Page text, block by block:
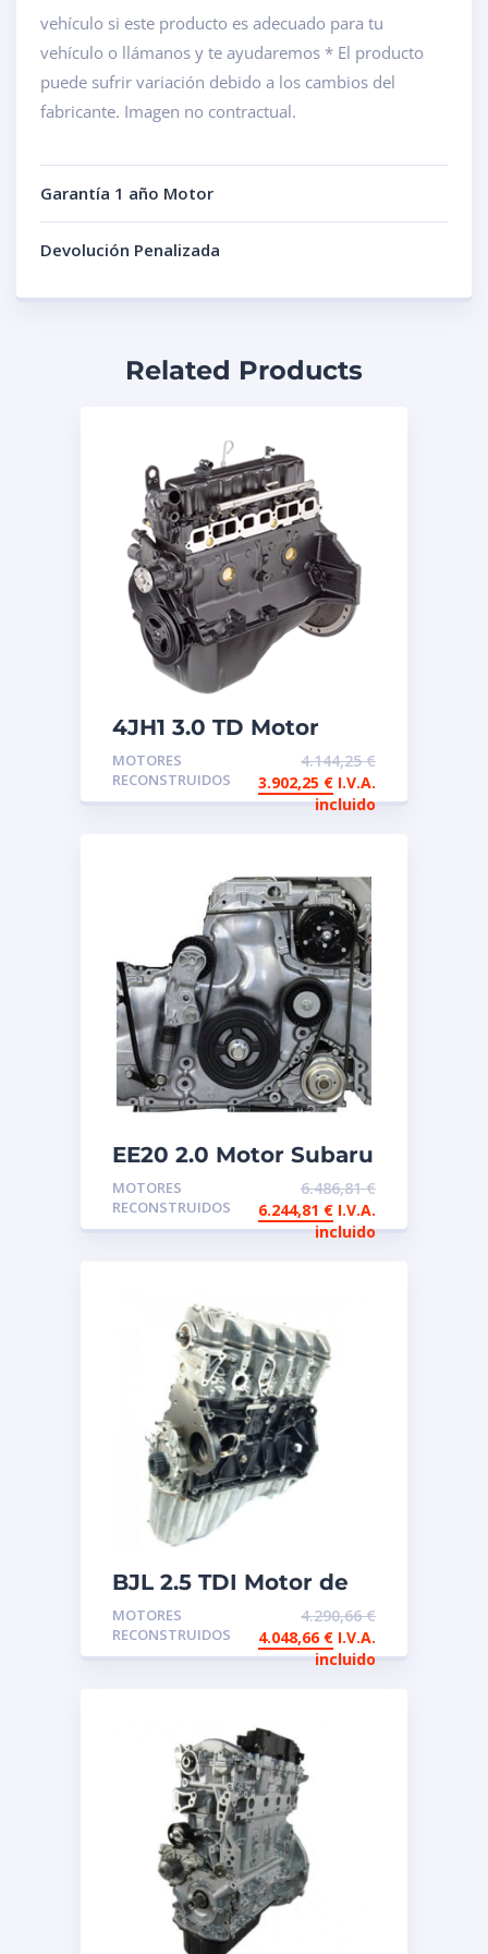
vehículo si este producto es adecuado para tu
vehículo o llámanos y te ayudaremos * El producto
puede sufrir variación debido a los cambios del
fabricante. Imagen no contractual.
Garantía 1 año Motor
Devolución Penalizada
Related Products
4JH1 3.0 TD Motor
reconstruido de
intercambio Isuzu
MOTORES
RECONSTRUIDOS
4.144,25€
3.902,25 € I.V.A.
incluido
EE20 2.0 Motor Subaru
Boxer reconstruido de
intercambio
MOTORES
RECONSTRUIDOS
6.486,81€
6.244,81 € I.V.A.
incluido
BJL 2.5 TDI Motor de
intercambio
reconstruido
MOTORES
RECONSTRUIDOS
4.290,66€
4.048,66 € I.V.A.
incluido